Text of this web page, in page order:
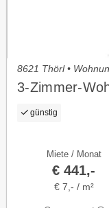
8621 Thörl •
3-Zimmer-
günstig
Miete / Monat
€ 441,-
€ 7,- / m²